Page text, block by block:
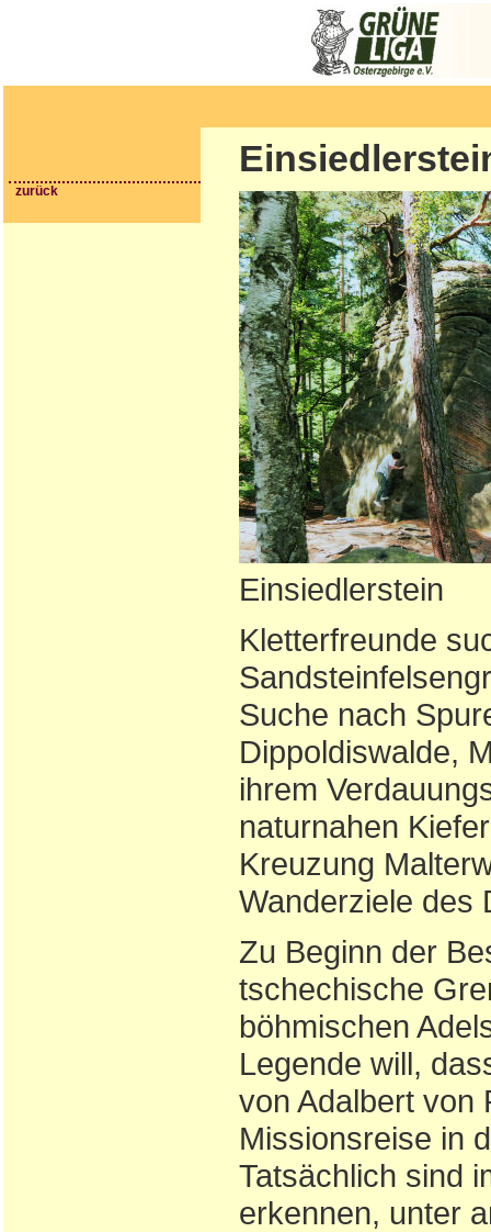
zurück
Einsiedlerstein
Kletterfreunde
Suche nach
Dippoldiswalde,
ihrem
naturnahen
Kreuzung
Wanderziele des
Zu Beginn der
tschechische
böhmischen
Legende will,
von Adalbert von
Missionsreise in
Tatsächlich sind
erkennen, unter